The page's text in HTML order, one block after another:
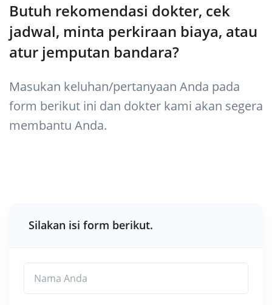
Butuh rekomendasi dokter, cek
jadwal, minta perkiraan biaya, atau
atur jemputan bandara?
Masukan keluhan/pertanyaan Anda pada
form berikut ini dan dokter kami akan segera
membantu Anda.
Silakan isi form berikut.